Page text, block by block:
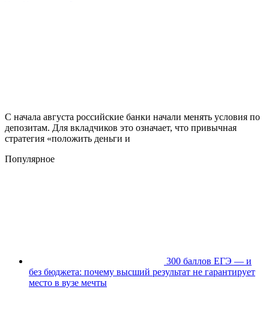
С начала августа российские банки начали менять условия по
депозитам. Для вкладчиков это означает, что привычная
стратегия «положить деньги и
Популярное
300 баллов ЕГЭ — и
без бюджета: почему высший результат не гарантирует
место в вузе мечты